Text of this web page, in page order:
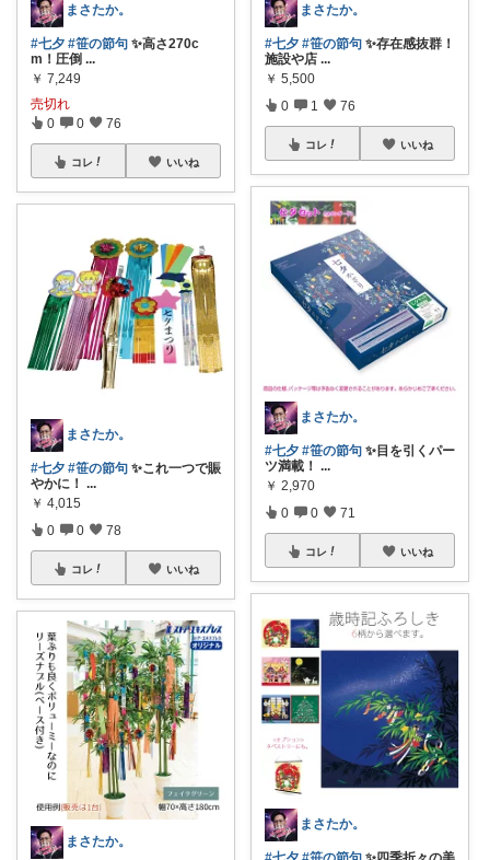
まさたか。
#七夕 #笹の節句 ✨高さ270c
m！圧倒 ...
￥ 7,249
売切れ
0 0 76
コレ いいね
まさたか。
#七夕 #笹の節句 ✨これ一つで賑
やかに！ ...
￥ 4,015
0 0 78
コレ いいね
まさたか。
まさたか。
#七夕 #笹の節句 ✨存在感抜群！
施設や店 ...
￥ 5,500
0 1 76
コレ いいね
まさたか。
#七夕 #笹の節句 ✨目を引くパー
ツ満載！ ...
￥ 2,970
0 0 71
コレ いいね
まさたか。